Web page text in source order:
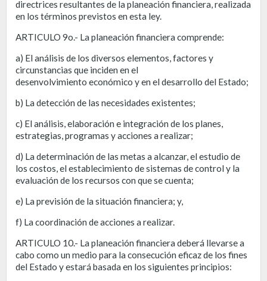
directrices resultantes de la planeación financiera, realizada
en los términos previstos en esta ley.
ARTICULO 9o.- La planeación financiera comprende:
a) El análisis de los diversos elementos, factores y
circunstancias que inciden en el
desenvolvimiento económico y en el desarrollo del Estado;
b) La detección de las necesidades existentes;
c) El análisis, elaboración e integración de los planes,
estrategias, programas y acciones a realizar;
d) La determinación de las metas a alcanzar, el estudio de
los costos, el establecimiento de sistemas de control y la
evaluación de los recursos con que se cuenta;
e) La previsión de la situación financiera; y,
f) La coordinación de acciones a realizar.
ARTICULO 10.- La planeación financiera deberá llevarse a
cabo como un medio para la consecución eficaz de los fines
del Estado y estará basada en los siguientes principios: